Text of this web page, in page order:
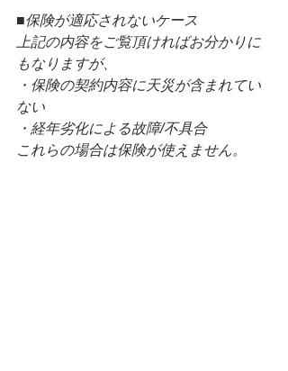
■保険が適応されないケース
上記の内容をご覧頂ければお分かりに
もなりますが、
・保険の契約内容に天災が含まれてい
ない
・経年劣化による故障/不具合
これらの場合は保険が使えません。